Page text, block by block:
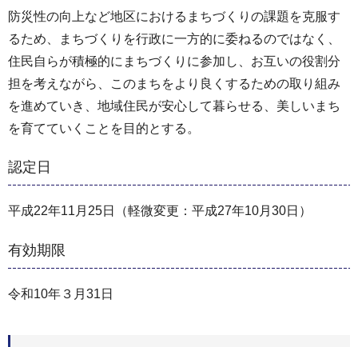
防災性の向上など地区におけるまちづくりの課題を克服す
るため、まちづくりを行政に一方的に委ねるのではなく、
住民自らが積極的にまちづくりに参加し、お互いの役割分
担を考えながら、このまちをより良くするための取り組み
を進めていき、地域住民が安心して暮らせる、美しいまち
を育てていくことを目的とする。
認定日
平成22年11月25日（軽微変更：平成27年10月30日）
有効期限
令和10年３月31日